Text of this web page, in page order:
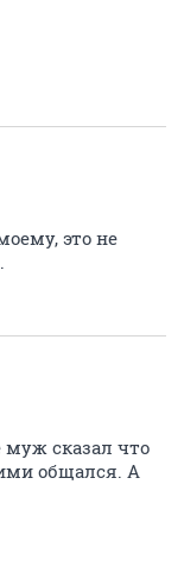
это не
муж сказал что
общался. А